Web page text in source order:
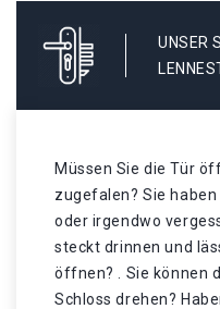
UNSER
Müssen Sie die Tür
zugefalen? Sie
oder irgendwo
steckt drinnen und
öffnen? . Sie können
Schloss drehen?